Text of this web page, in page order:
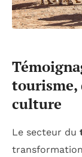
tourisme,
culture
Le secteur du